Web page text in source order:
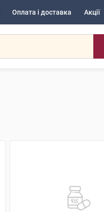
Оплата і доставка Акції